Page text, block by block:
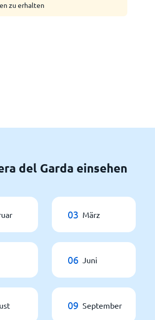
zu erhalten
del Garda einsehen
03 März
06 Juni
09 September